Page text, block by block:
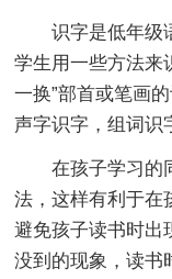
识字是低年级语
学生用一些方法来
一换”部首或笔画
声字识字，组词识
在孩子学习的同
法，这样有利于在
避免孩子读书时
没到的现象，读书